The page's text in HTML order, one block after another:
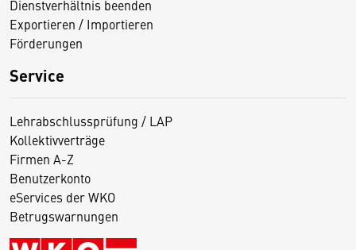
Dienstverhältnis beenden
Exportieren / Importieren
Förderungen
Service
Lehrabschlussprüfung / LAP
Kollektivverträge
Firmen A-Z
Benutzerkonto
eServices der WKO
Betrugswarnungen